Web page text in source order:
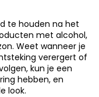
te houden na het
met alcohol,
Weet wanneer je
verergert of
kun je een
hebben, en
look.